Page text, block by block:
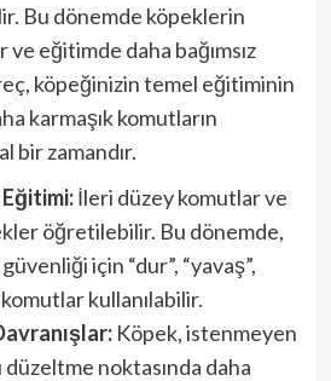
Bu dönemde köpeklerin
eğitimde daha bağımsız
köpeğinizin temel eğitiminin
karmaşık komutların
bir zamandır.
İleri düzey komutlar ve
öğretilebilir. Bu dönemde,
için “dur”, “yavaş”,
kullanılabilir.
Köpek, istenmeyen
düzeltme noktasında daha